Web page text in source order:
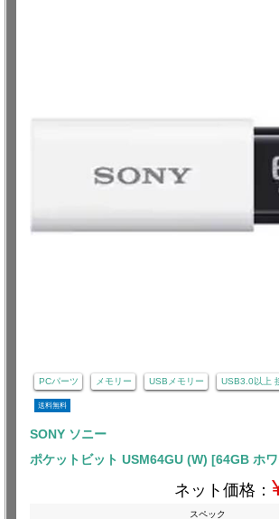
PCパーツ メモリー USBメモリー USB3.0以上
送料無料
SONY ソニー
ポケットビット USM64GU (W) [64GB ホ
ネット価格：
スペック